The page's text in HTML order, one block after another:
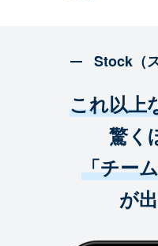
Stock（
これ以上
驚く
「チー
が